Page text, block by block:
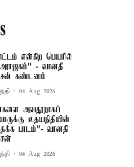
என்கிற பெயரில்
அராஜகம்" - வானதி
கண்டனம்
04 Aug 2026
அவதூறாகப்
உதயநிதியின்
பாடம்"- வானதி
04 Aug 2026